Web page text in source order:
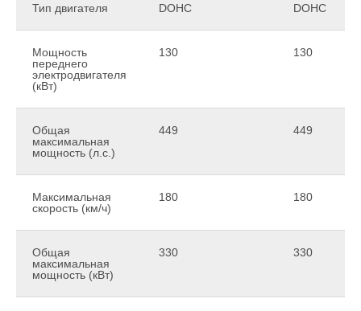
Тип двигателя DOHC DOHC
Мощность
переднего
электродвигателя
(кВт)
130 130
Общая
максимальная
мощность (л.с.)
449 449
Максимальная
скорость (км/ч)
180 180
Общая
максимальная
мощность (кВт)
330 330